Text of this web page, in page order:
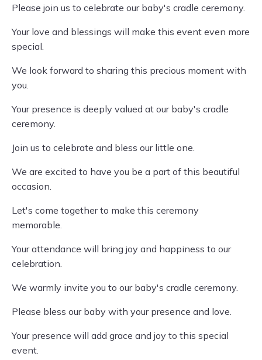
Please join us to celebrate our baby's cradle ceremony.
Your love and blessings will make this event even more
special.
We look forward to sharing this precious moment with
you.
Your presence is deeply valued at our baby's cradle
ceremony.
Join us to celebrate and bless our little one.
We are excited to have you be a part of this beautiful
occasion.
Let's come together to make this ceremony
memorable.
Your attendance will bring joy and happiness to our
celebration.
We warmly invite you to our baby's cradle ceremony.
Please bless our baby with your presence and love.
Your presence will add grace and joy to this special
event.